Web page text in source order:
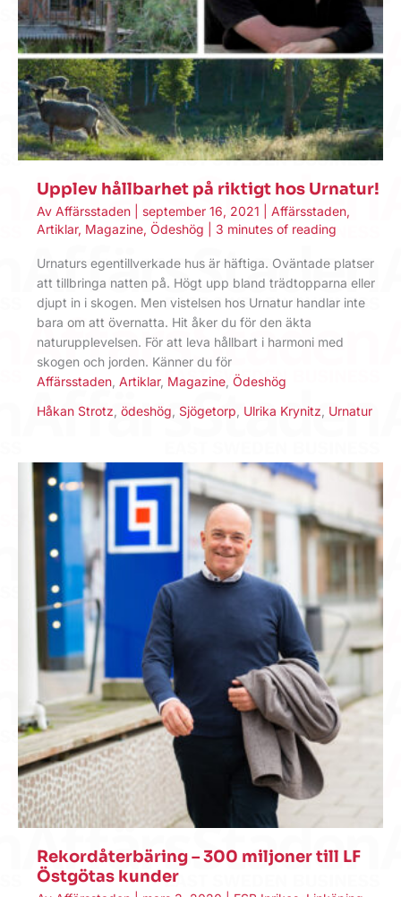
Upplev hållbarhet på riktigt hos Urnatur!
Av Affärsstaden september 16, 2021 Affärsstaden,
Artiklar, Magazine, Ödeshög 3 minutes of reading
Urnaturs egentillverkade hus är häftiga. Oväntade platser
att tillbringa natten på. Högt upp bland trädtopparna eller
djupt in i skogen. Men vistelsen hos Urnatur handlar inte
bara om att övernatta. Hit åker du för den äkta
naturupplevelsen. För att leva hållbart i harmoni med
skogen och jorden. Känner du för
Affärsstaden Artiklar, Magazine Ödeshög
Håkan Strotz ödeshög Sjögetorp Ulrika Krynitz Urnatur
Rekordåterbäring – 300 miljoner till LF
Östgötas kunder